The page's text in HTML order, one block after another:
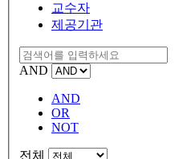
교수자
제공기관
AND
AND
OR
NOT
전체